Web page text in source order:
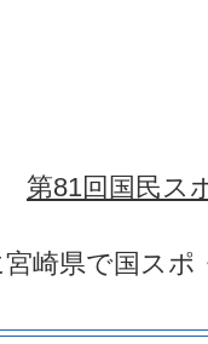
第81回国民ス
崎県で国スポ